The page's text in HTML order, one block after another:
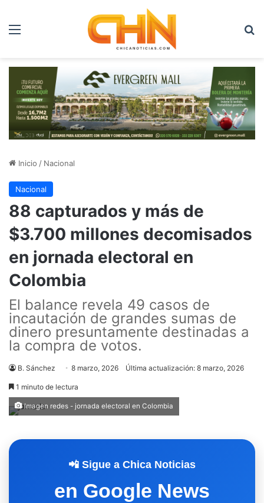
Menú
Inicio / Nacional
Nacional
88 capturados y más de
$3.700 millones decomisados
en jornada electoral en
Colombia
El balance revela 49 casos de
incautación de grandes sumas de
dinero presuntamente destinadas a
la compra de votos.
B. Sánchez 8 marzo, 2026 Última actualización: 8 marzo, 2026
1 minuto de lectura
Imagen redes - jornada electoral en Colombia
📲 Sigue a Chica Noticias
en Google News